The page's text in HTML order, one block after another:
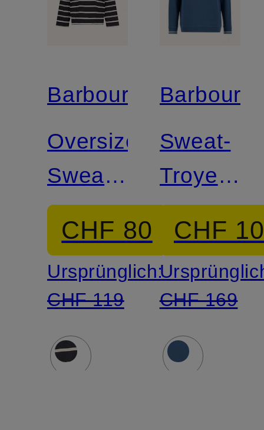
Barbour
Oversized-
Sweatshirt
MAEVE
CHF 80
Ursprünglich:
CHF 119
Barbour
Sweat-
Troyer
CHF
CHF 169